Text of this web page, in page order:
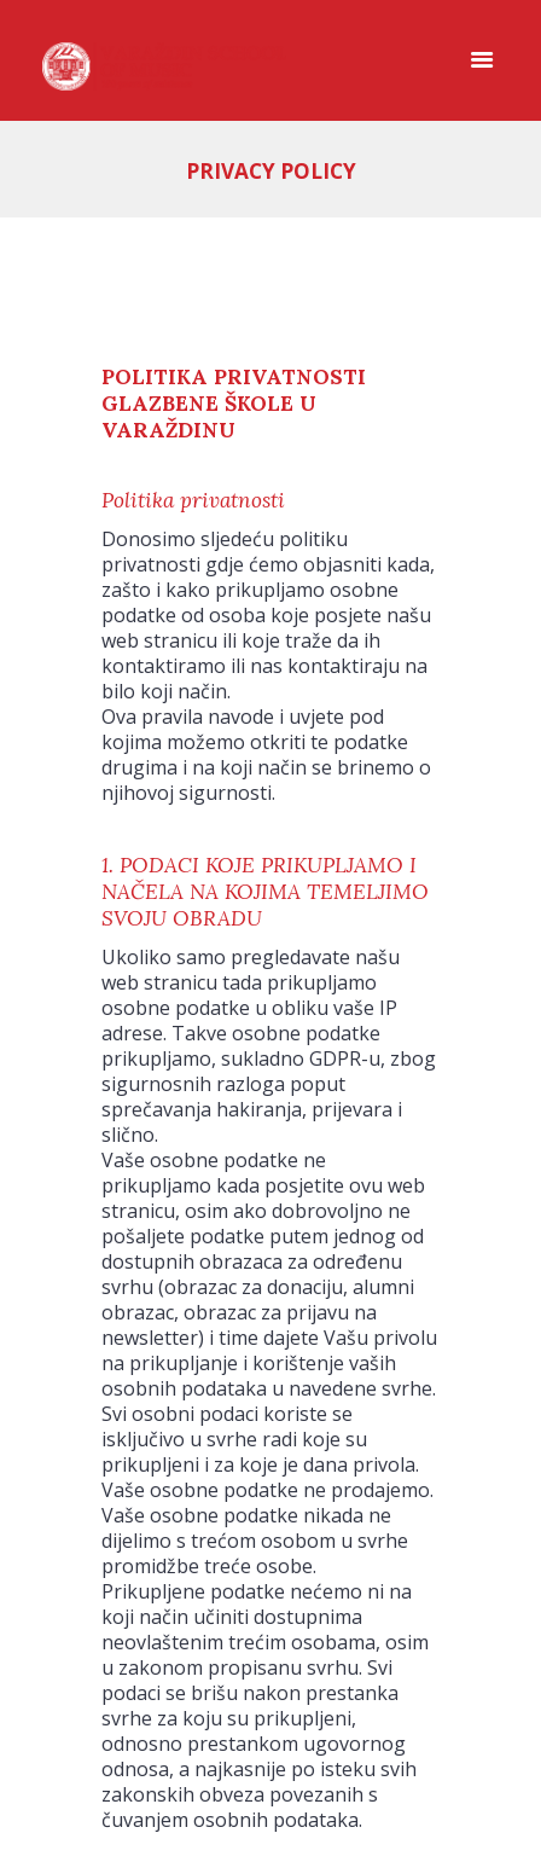
PRIVACY POLICY
POLITIKA PRIVATNOSTI
GLAZBENE ŠKOLE U
VARAŽDINU
Politika privatnosti
Donosimo sljedeću politiku
privatnosti gdje ćemo objasniti kada,
zašto i kako prikupljamo osobne
podatke od osoba koje posjete našu
web stranicu ili koje traže da ih
kontaktiramo ili nas kontaktiraju na
bilo koji način.
Ova pravila navode i uvjete pod
kojima možemo otkriti te podatke
drugima i na koji način se brinemo o
njihovoj sigurnosti.
1. PODACI KOJE PRIKUPLJAMO I
NAČELA NA KOJIMA TEMELJIMO
SVOJU OBRADU
Ukoliko samo pregledavate našu
web stranicu tada prikupljamo
osobne podatke u obliku vaše IP
adrese. Takve osobne podatke
prikupljamo, sukladno GDPR-u, zbog
sigurnosnih razloga poput
sprečavanja hakiranja, prijevara i
slično.
Vaše osobne podatke ne
prikupljamo kada posjetite ovu web
stranicu, osim ako dobrovoljno ne
pošaljete podatke putem jednog od
dostupnih obrazaca za određenu
svrhu (obrazac za donaciju, alumni
obrazac, obrazac za prijavu na
newsletter) i time dajete Vašu privolu
na prikupljanje i korištenje vaših
osobnih podataka u navedene svrhe.
Svi osobni podaci koriste se
isključivo u svrhe radi koje su
prikupljeni i za koje je dana privola.
Vaše osobne podatke ne prodajemo.
Vaše osobne podatke nikada ne
dijelimo s trećom osobom u svrhe
promidžbe treće osobe.
Prikupljene podatke nećemo ni na
koji način učiniti dostupnima
neovlaštenim trećim osobama, osim
u zakonom propisanu svrhu. Svi
podaci se brišu nakon prestanka
svrhe za koju su prikupljeni,
odnosno prestankom ugovornog
odnosa, a najkasnije po isteku svih
zakonskih obveza povezanih s
čuvanjem osobnih podataka.